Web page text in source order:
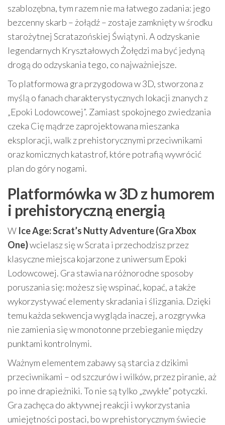
szablozębna, tym razem nie ma łatwego zadania: jego
bezcenny skarb – żołądź – zostaje zamknięty w środku
starożytnej Scratazońskiej Świątyni. A odzyskanie
legendarnych Kryształowych Żołędzi ma być jedyną
drogą do odzyskania tego, co najważniejsze.
To platformowa gra przygodowa w 3D, stworzona z
myślą o fanach charakterystycznych lokacji znanych z
„Epoki Lodowcowej”. Zamiast spokojnego zwiedzania
czeka Cię mądrze zaprojektowana mieszanka
eksploracji, walk z prehistorycznymi przeciwnikami
oraz komicznych katastrof, które potrafią wywrócić
plan do góry nogami.
Platformówka w 3D z humorem
i prehistoryczną energią
W Ice Age: Scrat’s Nutty Adventure (Gra Xbox
One)wcielasz się w Scrata i przechodzisz przez
klasyczne miejsca kojarzone z uniwersum Epoki
Lodowcowej. Gra stawia na różnorodne sposoby
poruszania się: możesz się wspinać, kopać, a także
wykorzystywać elementy skradania i ślizgania. Dzięki
temu każda sekwencja wygląda inaczej, a rozgrywka
nie zamienia się w monotonne przebieganie między
punktami kontrolnymi.
Ważnym elementem zabawy są starcia z dzikimi
przeciwnikami – od szczurów i wilków, przez piranie, aż
po inne drapieżniki. To nie są tylko „zwykłe” potyczki.
Gra zachęca do aktywnej reakcji i wykorzystania
umiejętności postaci, bo w prehistorycznym świecie